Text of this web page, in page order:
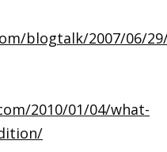
blogtalk/2007/06/
2010/01/04/what-